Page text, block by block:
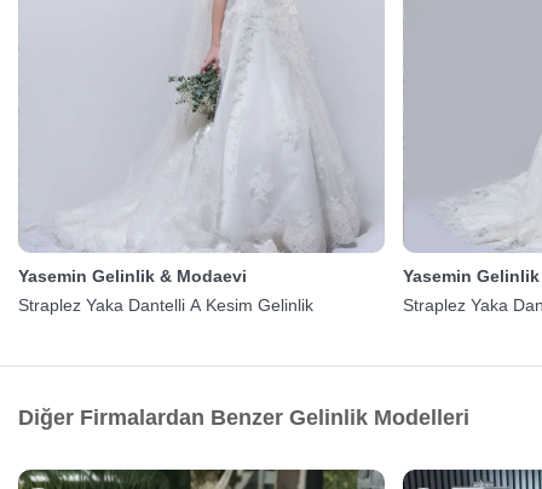
Yasemin Gelinlik & Modaevi
Straplez Yaka Dantelli A Kesim Gelinlik
Yasemin
Straplez Yaka
Diğer Firmalardan Benzer Gelinlik Modelleri